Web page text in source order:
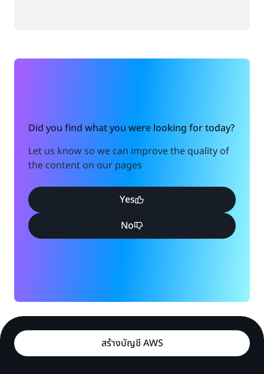
Did you find what you were looking for today?
Let us know so we can improve the quality of
the content on our pages
Yes
No
สร้างบัญชี AWS